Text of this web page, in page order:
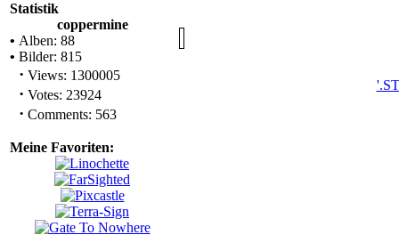
Statistik
coppermine
• Alben: 88
• Bilder: 815
· Views: 1300005
· Votes: 23924
· Comments: 563
Meine Favoriten: